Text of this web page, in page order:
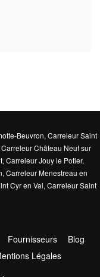
Beuvron,Carreleur Saint
Carreleur Château Neuf sur
,Carreleur Jouy le Potier,
,Carreleur Menestreau en
Cyr en Val,Carreleur Saint
Fournisseurs
Blog
Légales